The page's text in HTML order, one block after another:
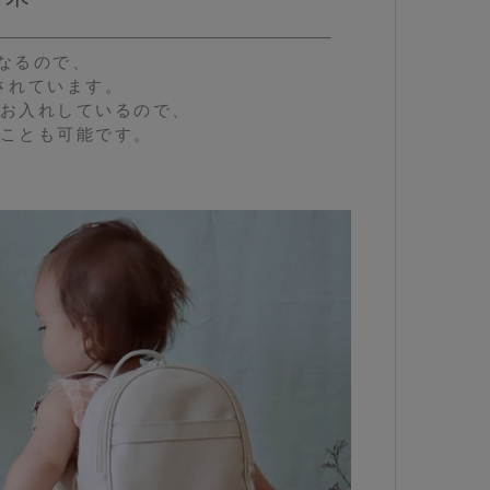
るので、
ています。
入れしているので、
とも可能です。